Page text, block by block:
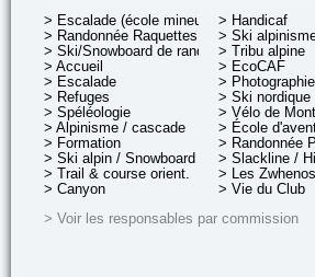
> Escalade (école mineurs)
> Randonnée Raquettes
> Ski/Snowboard de rando.
> Accueil
> Escalade
> Refuges
> Spéléologie
> Alpinisme / cascade
> Formation
> Ski alpin / Snowboard
> Trail & course orient.
> Canyon
> Handicaf
> Ski
> Tribu alpine
> EcoCAF
> Photographie
> Ski nordique
> Vélo de
> École
> Randonnée
> Slackline /
> Les
> Vie du Club
> Voir les responsables par commission